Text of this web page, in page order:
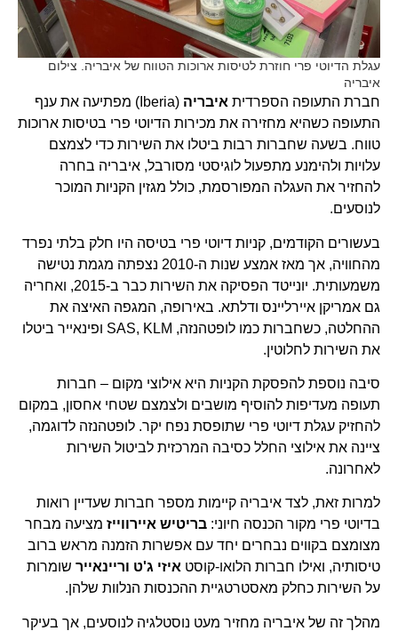
עגלת הדיוטי פרי חוזרת לטיסות ארוכות הטווח של איבריה. צילום
איבריה
חברת התעופה הספרדית איבריה
(Iberia) מפתיעה את ענף
התעופה כשהיא מחזירה את מכירות הדיוטי פרי בטיסות ארוכות
טווח. בשעה שחברות רבות ביטלו את השירות כדי לצמצם
עלויות ולהימנע מתפעול לוגיסטי מסורבל, איבריה בחרה
להחזיר את העגלה המפורסמת, כולל מגזין הקניות המוכר
לנוסעים.
בעשורים הקודמים, קניות דיוטי פרי בטיסה היו חלק בלתי נפרד
מהחוויה, אך מאז אמצע שנות ה-2010 נצפתה מגמת נטישה
משמעותית. יונייטד הפסיקה את השירות כבר ב-2015, ואחריה
גם אמריקן איירליינס ודלתא. באירופה, המגפה האיצה את
ההחלטה, כשחברות כמו לופטהנזה, SAS, KLM ופינאייר ביטלו
את השירות לחלוטין.
סיבה נוספת להפסקת הקניות היא אילוצי מקום – חברות
תעופה מעדיפות להוסיף מושבים ולצמצם שטחי אחסון, במקום
להחזיק עגלת דיוטי פרי שתופסת נפח יקר. לופטהנזה לדוגמה,
ציינה את אילוצי החלל כסיבה המרכזית לביטול השירות
לאחרונה.
למרות זאת, לצד איבריה קיימות מספר חברות שעדיין רואות
בדיוטי פרי מקור הכנסה חיוני: בריטיש איירווייז מציעה מבחר
מצומצם בקווים נבחרים יחד עם אפשרות הזמנה מראש ברוב
טיסותיה, ואילו חברות הלואו-קוסט איזי ג'ט וריינאייר שומרות
על השירות כחלק מאסטרטגיית ההכנסות הנלוות שלהן.
מהלך זה של איבריה מחזיר מעט נוסטלגיה לנוסעים, אך בעיקר